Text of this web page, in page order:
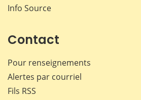
Info Source
Contact
Pour renseignements
Alertes par courriel
Fils RSS